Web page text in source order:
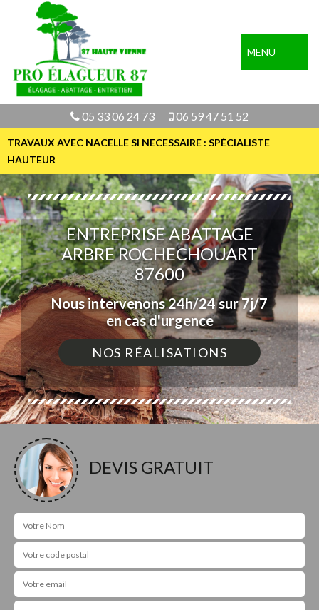
MENU
05 33 06 24 73 06 59 47 51 52
TRAVAUX AVEC NACELLE SI NECESSAIRE : SPÉCIALISTE
HAUTEUR
ENTREPRISE ABATTAGE
ARBRE ROCHECHOUART
87600
Nous intervenons 24h/24 sur 7j/7
en cas d'urgence
NOS RÉALISATIONS
DEVIS GRATUIT